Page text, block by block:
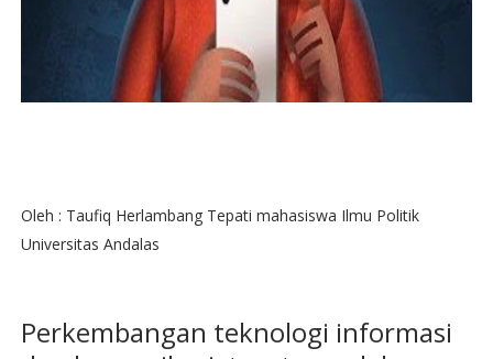
Oleh : Taufiq Herlambang Tepati mahasiswa Ilmu Politik
Universitas Andalas
​Perkembangan teknologi informasi